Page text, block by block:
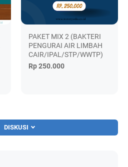
PAKET MIX 2 (BAKTERI
PENGURAI AIR LIMBAH
CAIR/IPAL/STP/WWTP)
Rp 250.000
DISKUSI